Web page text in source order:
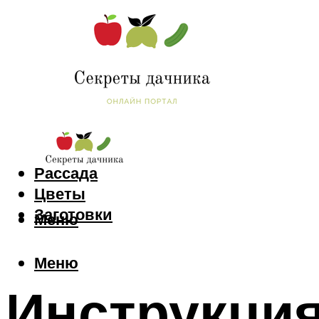
Сад и огород
Рассада
Цветы
Заготовки
Меню
Меню